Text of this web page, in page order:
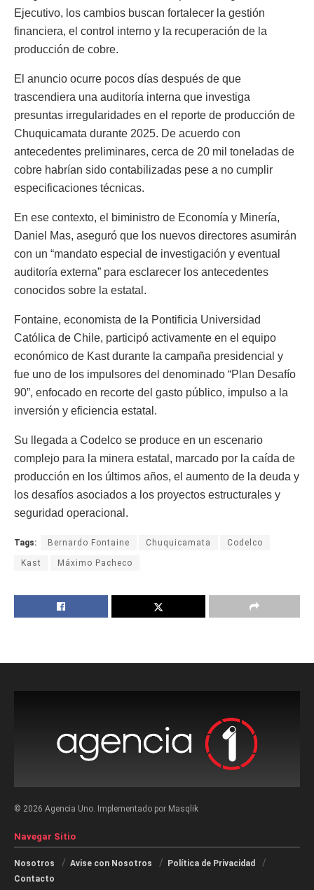
Ejecutivo, los cambios buscan fortalecer la gestión
financiera, el control interno y la recuperación de la
producción de cobre.
El anuncio ocurre pocos días después de que
trascendiera una auditoría interna que investiga
presuntas irregularidades en el reporte de producción de
Chuquicamata durante 2025. De acuerdo con
antecedentes preliminares, cerca de 20 mil toneladas de
cobre habrían sido contabilizadas pese a no cumplir
especificaciones técnicas.
En ese contexto, el biministro de Economía y Minería,
Daniel Mas, aseguró que los nuevos directores asumirán
con un “mandato especial de investigación y eventual
auditoría externa” para esclarecer los antecedentes
conocidos sobre la estatal.
Fontaine, economista de la Pontificia Universidad
Católica de Chile, participó activamente en el equipo
económico de Kast durante la campaña presidencial y
fue uno de los impulsores del denominado “Plan Desafío
90”, enfocado en recorte del gasto público, impulso a la
inversión y eficiencia estatal.
Su llegada a Codelco se produce en un escenario
complejo para la minera estatal, marcado por la caída de
producción en los últimos años, el aumento de la deuda y
los desafíos asociados a los proyectos estructurales y
seguridad operacional.
Tags: Bernardo Fontaine Chuquicamata Codelco
Kast Máximo Pacheco
© 2026 Agencia Uno. Implementado por Masqlik
Navegar Sitio
Nosotros Avise con Nosotros
Política de Privacidad
Contacto